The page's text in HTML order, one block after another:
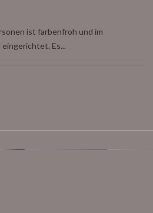
ist farbenfroh und im
Es...